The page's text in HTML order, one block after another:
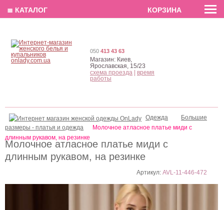
EN РУС
Молочное атласное платье миди с
длинным рукавом, на резинке
Артикул:AVL-11-446-472
Одежда
Большие
размеры - платья и одежда
Молочное атласное платье миди с
длинным рукавом, на резинке
050 413 43 63
Магазин: Киев,
Ярославская, 15/23
схема проезда
время
работы
≣ КАТАЛОГ КОРЗИНА